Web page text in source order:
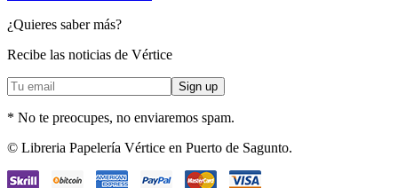
¿Quieres saber más?
Recibe las noticias de Vértice
* No te preocupes, no enviaremos spam.
Facebook
Instagram
© Libreria Papelería Vértice en Puerto de Sagunto.